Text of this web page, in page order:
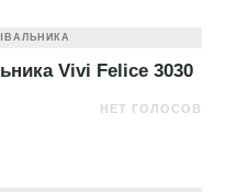
Vivi Felice 3030
НЕТ ГОЛОСОВ